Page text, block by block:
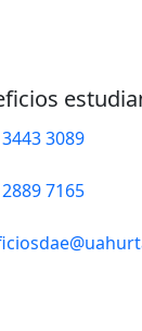
3089
7165